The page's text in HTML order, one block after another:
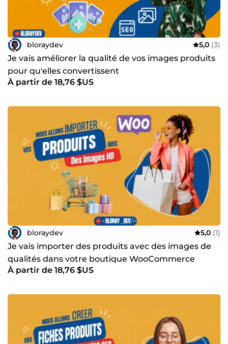
bloraydev 5,0 (3)
Je vais améliorer la qualité de vos images produits
pour qu'elles convertissent
À partir de 18,76 $US
bloraydev 5,0 (1)
Je vais importer des produits avec des images de
qualités dans votre boutique WooCommerce
À partir de 18,76 $US